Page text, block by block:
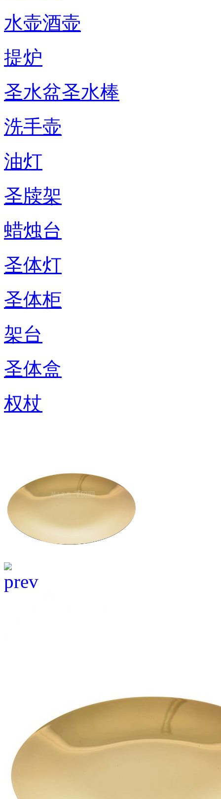
水壶酒壶
提炉
圣水盆圣水棒
洗手壶
油灯
圣牍架
蜡烛台
圣体灯
圣体柜
架台
圣体盒
权杖